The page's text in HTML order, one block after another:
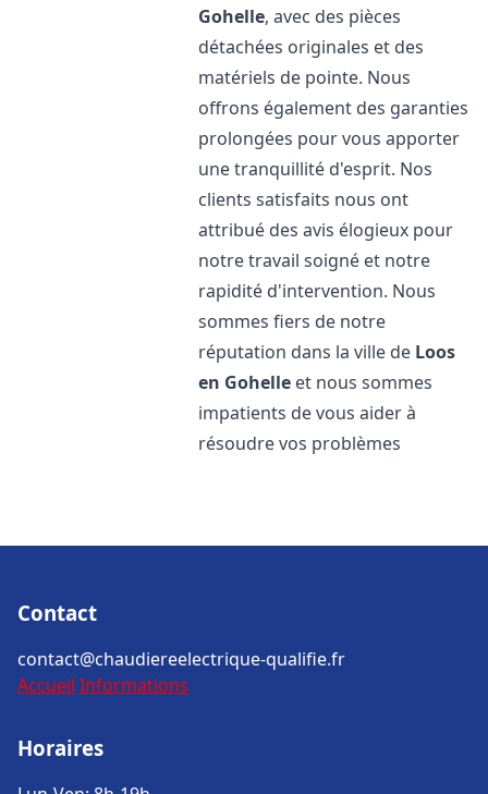
Gohelle, avec des pièces
détachées originales et des
matériels de pointe. Nous
offrons également des garanties
prolongées pour vous apporter
une tranquillité d'esprit. Nos
clients satisfaits nous ont
attribué des avis élogieux pour
notre travail soigné et notre
rapidité d'intervention. Nous
sommes fiers de notre
réputation dans la ville de Loos
en Gohelle et nous sommes
impatients de vous aider à
résoudre vos problèmes
Contact
contact@chaudiereelectrique-qualifie.fr
Accueil Informations
Horaires